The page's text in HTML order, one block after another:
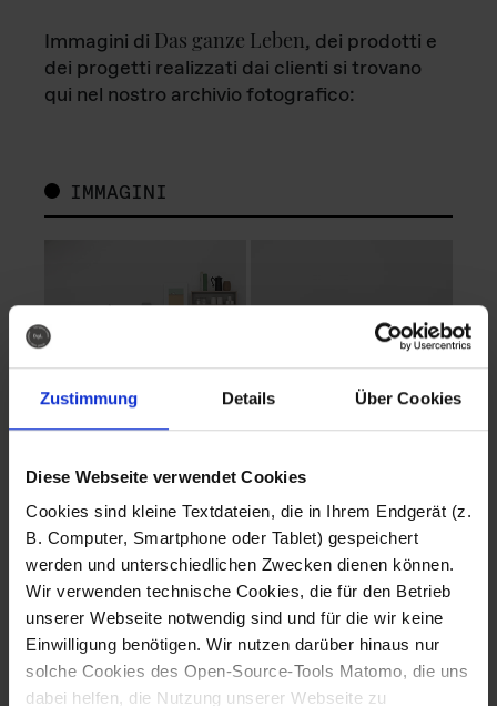
Zustimmung Details Über Cookies
Diese Webseite verwendet Cookies
Cookies sind kleine Textdateien, die in Ihrem Endgerät (z.
B. Computer, Smartphone oder Tablet) gespeichert
werden und unterschiedlichen Zwecken dienen können.
Wir verwenden technische Cookies, die für den Betrieb
unserer Webseite notwendig sind und für die wir keine
Einwilligung benötigen. Wir nutzen darüber hinaus nur
solche Cookies des Open-Source-Tools Matomo, die uns
dabei helfen, die Nutzung unserer Webseite zu
Immagini di Das ganze Leben, dei prodotti e
dei progetti realizzati dai clienti si trovano
qui nel nostro archivio fotografico:
IMMAGINI
Fotografo: Lorenz
Sternbach
Download
Fotografo: Lorenz
Sternbach
Download